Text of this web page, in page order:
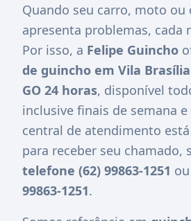
Quando seu carro, moto ou
apresenta problemas, cada
Por isso, a Felipe Guincho
de guincho em Vila
GO 24 horas, disponível
inclusive finais de semana
central de atendimento
para receber seu chamado,
telefone (62) 99863-1251 ou
99863-1251.